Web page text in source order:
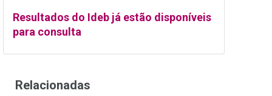
Resultados do Ideb já estão disponíveis
para consulta
Relacionadas